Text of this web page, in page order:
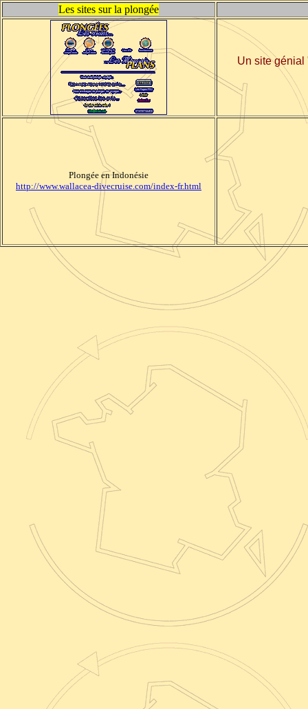
Les sites sur la plongée
Un site génial
Plongée en Indonésie
http://www.wallacea-divecruise.com/index-fr.html